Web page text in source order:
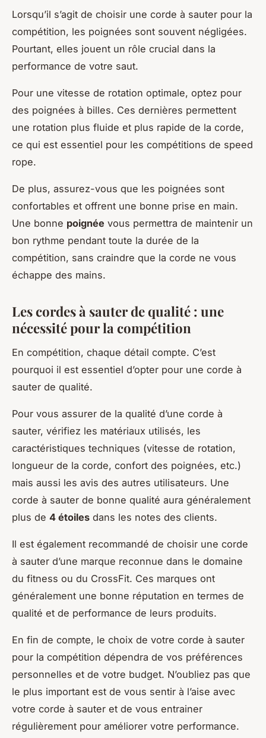
Lorsqu’il s’agit de choisir une corde à sauter pour la
compétition, les poignées sont souvent négligées.
Pourtant, elles jouent un rôle crucial dans la
performance de votre saut.
Pour une vitesse de rotation optimale, optez pour
des poignées à billes. Ces dernières permettent
une rotation plus fluide et plus rapide de la corde,
ce qui est essentiel pour les compétitions de speed
rope.
De plus, assurez-vous que les poignées sont
confortables et offrent une bonne prise en main.
Une bonne poignée vous permettra de maintenir un
bon rythme pendant toute la durée de la
compétition, sans craindre que la corde ne vous
échappe des mains.
Les cordes à sauter de qualité : une
nécessité pour la compétition
En compétition, chaque détail compte. C’est
pourquoi il est essentiel d’opter pour une corde à
sauter de qualité.
Pour vous assurer de la qualité d’une corde à
sauter, vérifiez les matériaux utilisés, les
caractéristiques techniques (vitesse de rotation,
longueur de la corde, confort des poignées, etc.)
mais aussi les avis des autres utilisateurs. Une
corde à sauter de bonne qualité aura généralement
plus de 4 étoiles dans les notes des clients.
Il est également recommandé de choisir une corde
à sauter d’une marque reconnue dans le domaine
du fitness ou du CrossFit. Ces marques ont
généralement une bonne réputation en termes de
qualité et de performance de leurs produits.
En fin de compte, le choix de votre corde à sauter
pour la compétition dépendra de vos préférences
personnelles et de votre budget. N’oubliez pas que
le plus important est de vous sentir à l’aise avec
votre corde à sauter et de vous entrainer
régulièrement pour améliorer votre performance.